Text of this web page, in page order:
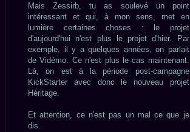
Mais Zessirb, tu as soulevé un point
intéressant et qui, à mon sens, met en
lumière certaines choses : le projet
d'aujourd'hui n'est plus le projet d'hier. Par
exemple, il y a quelques années, on parlait
de Vidémo. Ce n'est plus le cas maintenant.
Là, on est à la période post-campagne
KickStarter avec donc le nouveau projet
Héritage.
Et attention, ce n'est pas un mal ce que je
dis.